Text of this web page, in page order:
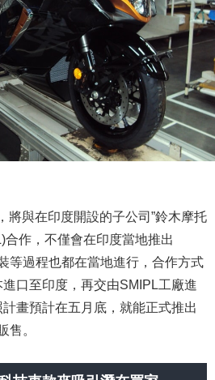
將與在印度開設的子公司”鈴木摩托
合作，不僅會在印度當地推出
等過程也都在當地進行，合作方式
口至印度，再交由SMIPL工廠進
畫預計在五月底，就能正式推出
售。